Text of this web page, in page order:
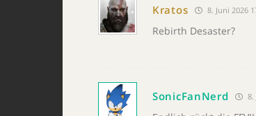
Kratos 8. Juni 2026
Rebirth Desaster?
SonicFanNerd 8.